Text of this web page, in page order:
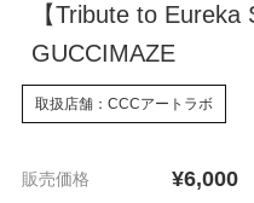
【Tribute to
GUCCIMAZE
取扱店舗：CCCアートラボ
販売価格 ¥6,000